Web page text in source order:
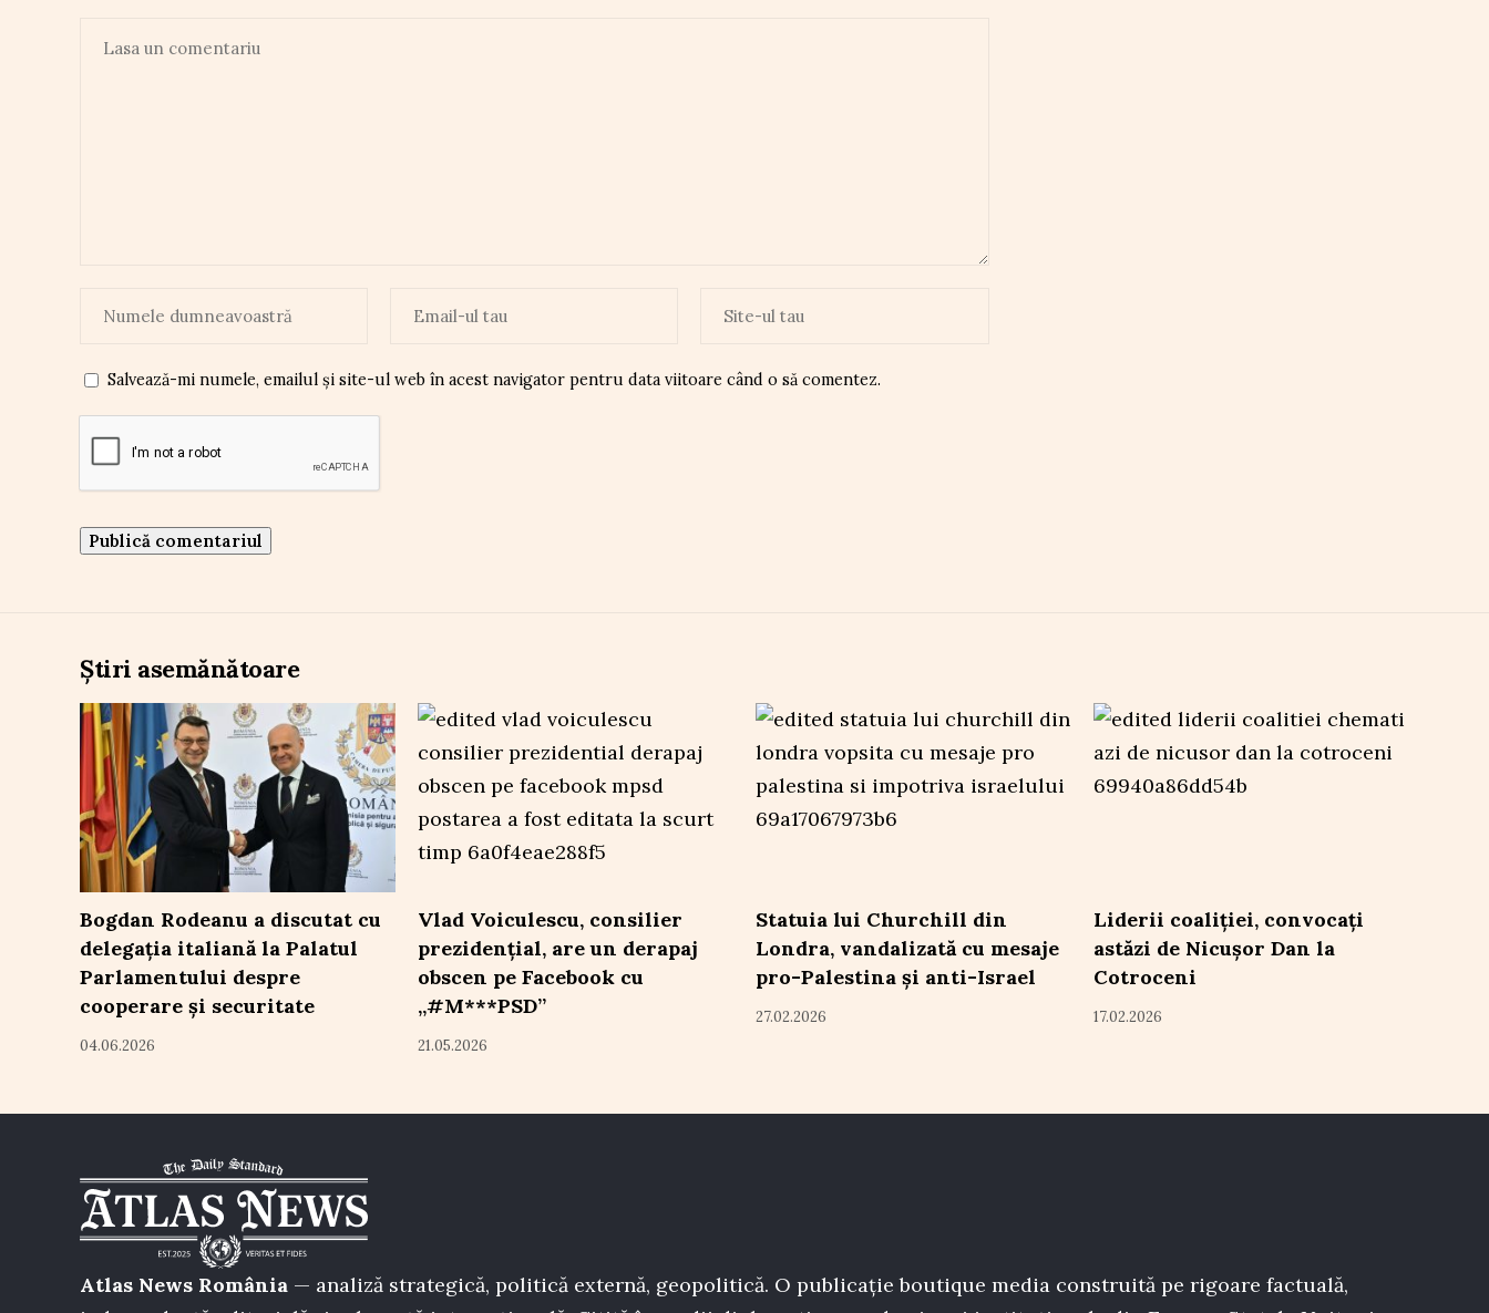
Salvează-mi numele, emailul și site-ul web în acest navigator pentru data viitoare când o să comentez.
Știri asemănătoare
Bogdan Rodeanu a discutat cu
delegația italiană la Palatul
Parlamentului despre
cooperare și securitate
04.06.2026
Vlad Voiculescu, consilier
prezidențial, are un derapaj
obscen pe Facebook cu
„#M***PSD”
21.05.2026
Statuia lui Churchill din
Londra, vandalizată cu mesaje
pro-Palestina și anti-Israel
27.02.2026
Liderii coaliției, convocați
astăzi de Nicușor Dan la
Cotroceni
17.02.2026
Atlas News România — analiză strategică, politică externă, geopolitică. O publicație boutique media construită pe rigoare factuală,